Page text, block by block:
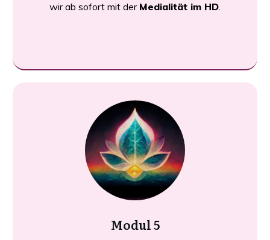
wir ab sofort mit der Medialität im HD.
Modul 5